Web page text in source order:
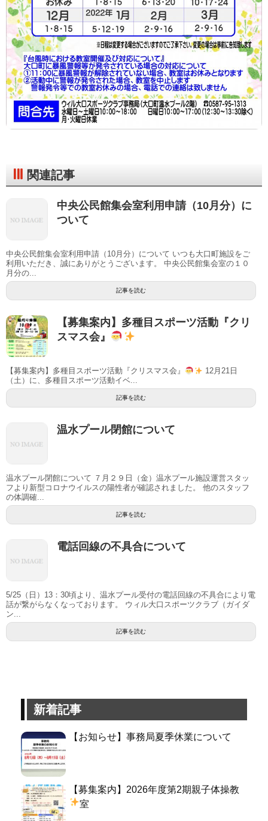
関連記事
中央公民館集会室利用申請（10月分）に
ついて
中央公民館集会室利用申請（10月分）について いつも大口町施設をご
利用いただき、誠にありがとうございます。 中央公民館集会室の１０
月分の...
記事を読む
【募集案内】多種目スポーツ活動『クリ
スマス会』
【募集案内】多種目スポーツ活動『クリスマス会』
12月21日
（土）に、多種目スポーツ活動イベ...
記事を読む
温水プール閉館について
温水プール閉館について ７月２９日（金）温水プール施設運営スタッ
フより新型コロナウイルスの陽性者が確認されました。 他のスタッフ
の体調確...
記事を読む
電話回線の不具合について
5/25（日）13：30頃より、温水プール受付の電話回線の不具合により電
話が繋がらなくなっております。 ウィル大口スポーツクラブ（ガイダ
ン...
記事を読む
新着記事
【お知らせ】事務局夏季休業について
【募集案内】2026年度第2期親子体操教
室